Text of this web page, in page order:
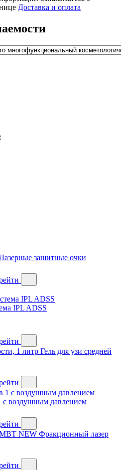
Доставка и оплата
защитные очки
IPL ADSS
Гель для узи средней
с воздушным давлением
Фракционный лазер